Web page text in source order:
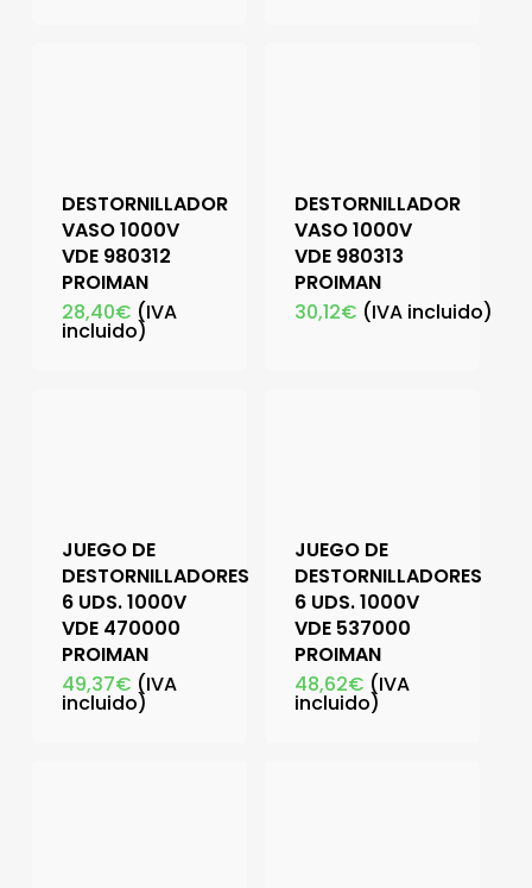
DESTORNILLADOR
VASO 1000V
VDE 980312
PROIMAN
28,40€ (IVA
incluido)
DESTORNILLADOR
VASO 1000V
VDE 980313
PROIMAN
30,12€ (IVA incluido)
JUEGO DE
DESTORNILLADORES
6 UDS. 1000V
VDE 470000
PROIMAN
49,37€ (IVA
incluido)
JUEGO DE
DESTORNILLADORES
6 UDS. 1000V
VDE 537000
PROIMAN
48,62€ (IVA
incluido)